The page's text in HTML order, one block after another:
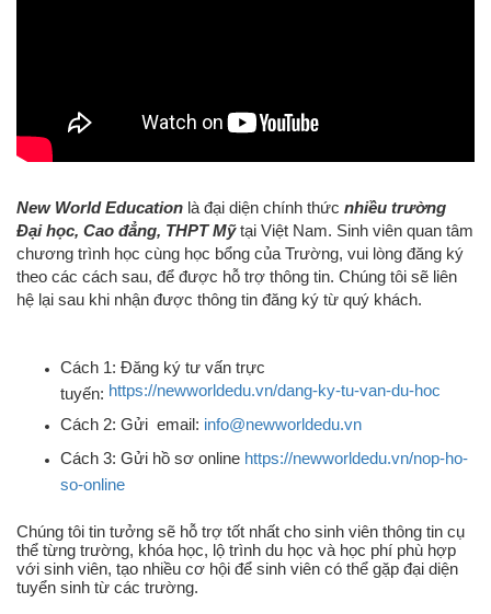
New World Education là đại diện chính thức nhiều trường
Đại học, Cao đẳng, THPT Mỹtại Việt Nam. Sinh viên quan tâm
chương trình học cùng học bổng của Trường, vui lòng đăng ký
theo các cách sau, để được hỗ trợ thông tin. Chúng tôi sẽ liên
hệ lại sau khi nhận được thông tin đăng ký từ quý khách.
Cách 1: Đăng ký tư vấn trực
tuyến: https://newworldedu.vn/dang-ky-tu-van-du-hoc
Cách 2: Gửi email: info@newworldedu.vn
Cách 3: Gửi hồ sơ online https://newworldedu.vn/nop-ho-
so-online
Chúng tôi tin tưởng sẽ hỗ trợ tốt nhất cho sinh viên thông tin cụ
thể từng trường, khóa học, lộ trình du học và học phí phù hợp
với sinh viên, tạo nhiều cơ hội để sinh viên có thể gặp đại diện
tuyển sinh từ các trường.